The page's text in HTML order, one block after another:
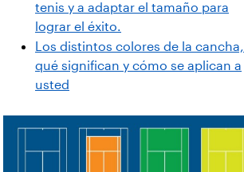
tenis y a adaptar el tamaño para
lograr el éxito.
Los distintos colores de la cancha,
qué significan y cómo se aplican a
usted